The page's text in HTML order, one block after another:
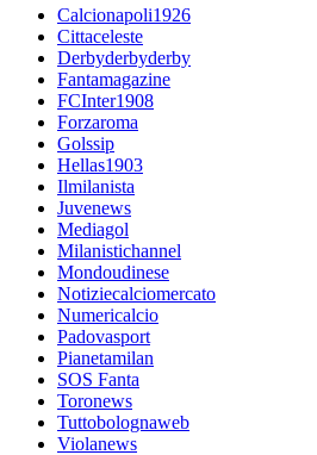
Calcionapoli1926
Cittaceleste
Derbyderbyderby
Fantamagazine
FCInter1908
Forzaroma
Golssip
Hellas1903
Ilmilanista
Juvenews
Mediagol
Milanistichannel
Mondoudinese
Notiziecalciomercato
Numericalcio
Padovasport
Pianetamilan
SOS Fanta
Toronews
Tuttobolognaweb
Violanews